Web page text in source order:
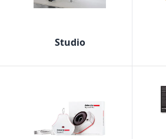
Studio